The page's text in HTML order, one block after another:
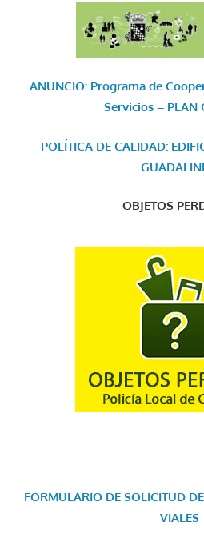
ANUNCIO: Programa de
Servicios – PLAN
POLÍTICA DE CALIDAD:
OBJETOS
FORMULARIO DE SOLICITUD
VIALES